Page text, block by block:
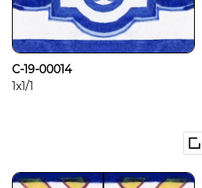
C-19-00014
1x1/1